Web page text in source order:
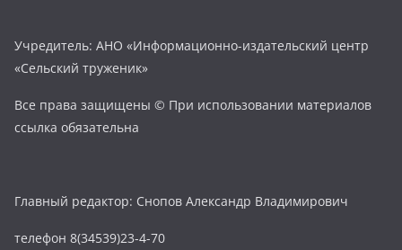
Учредитель: АНО «Информационно-издательский центр
«Сельский труженик»
Все права защищены © При использовании материалов
ссылка обязательна
Главный редактор: Снопов Александр Владимирович
телефон 8(34539)23-4-70